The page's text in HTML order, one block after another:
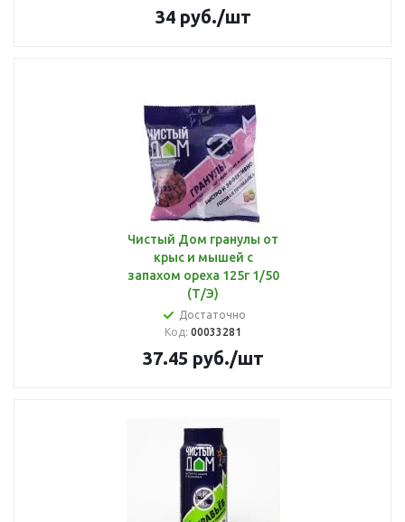
34руб./шт
Чистый Дом гранулы от
крыс и мышей с
запахом ореха 125г 1/50
(Т/Э)
Достаточно
Код: 00033281
37.45 руб./шт